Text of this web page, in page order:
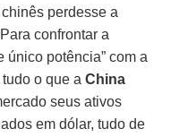
perdesse a
confrontar a
único potência” com a
tudo o que aChina
seus ativos
em dólar, tudo de